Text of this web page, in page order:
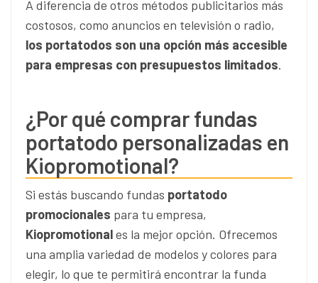
A diferencia de otros métodos publicitarios más
costosos, como anuncios en televisión o radio,
los portatodos son una opción más accesible
para empresas con presupuestos limitados.
¿Por qué comprar fundas
portatodo personalizadas en
Kiopromotional?
Si estás buscando fundas portatodo
promocionales para tu empresa,
Kiopromotionales la mejor opción. Ofrecemos
una amplia variedad de modelos y colores para
elegir, lo que te permitirá encontrar la funda